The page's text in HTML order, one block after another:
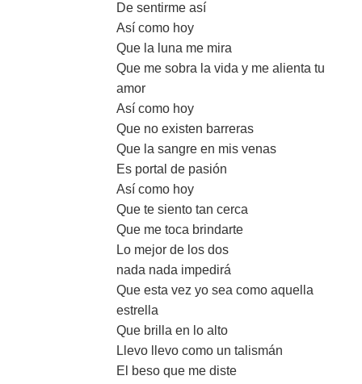
De sentirme así
Así como hoy
Que la luna me mira
Que me sobra la vida y me alienta tu
amor
Así como hoy
Que no existen barreras
Que la sangre en mis venas
Es portal de pasión
Así como hoy
Que te siento tan cerca
Que me toca brindarte
Lo mejor de los dos
nada nada impedirá
Que esta vez yo sea como aquella
estrella
Que brilla en lo alto
Llevo llevo como un talismán
El beso que me diste